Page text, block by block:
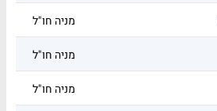
מניה חו"ל
מניה חו"ל
מניה חו"ל